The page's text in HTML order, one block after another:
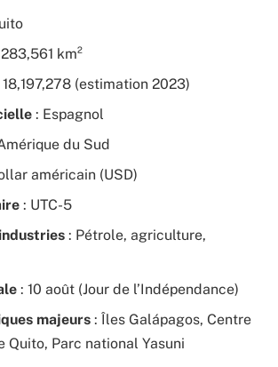
km²
18,197,278 (estimation 2023)
: Espagnol
du Sud
américain (USD)
: UTC-5
: Pétrole, agriculture,
: 10 août (Jour de l’Indépendance)
majeurs : Îles Galápagos, Centre
Quito, Parc national Yasuni